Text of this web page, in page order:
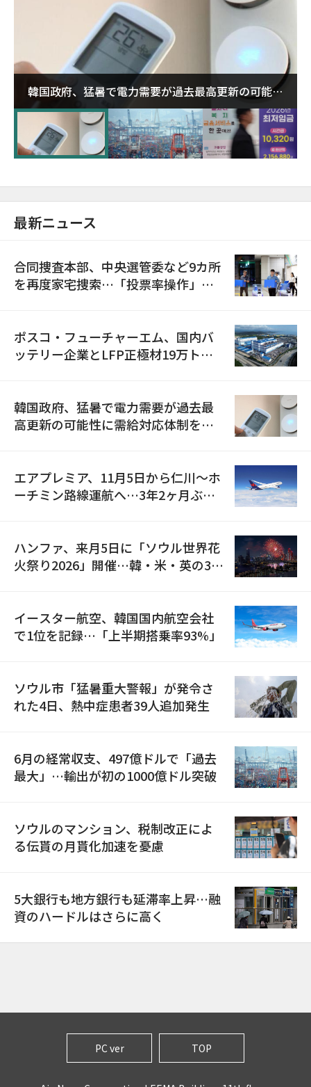
韓国政府、猛暑で電力需要が過去最高更新の可能性
に需給対応体制を点検
最新ニュース
合同捜査本部、中央選管委など9カ所
を再度家宅捜索…「投票率操作」の
ポスコ・フューチャーエム、国内バ
ッテリー企業とLFP正極材19万トン
韓国政府、猛暑で電力需要が過去最
高更新の可能性に需給対応体制を点
エアプレミア、11月5日から仁川〜ホ
ーチミン路線運航へ…3年2ヶ月ぶり
ハンファ、来月5日に「ソウル世界花
火祭り2026」開催…韓・米・英の3カ
イースター航空、韓国国内航空会社
で1位を記録…「上半期搭乗率93%」
ソウル市「猛暑重大警報」が発令さ
れた4日、熱中症患者39人追加発生
6月の経常収支、497億ドルで「過去
最大」…輸出が初の1000億ドル突破
ソウルのマンション、税制改正によ
る伝貰の月貰化加速を憂慮
5大銀行も地方銀行も延滞率上昇…融
資のハードルはさらに高く
PC ver TOP